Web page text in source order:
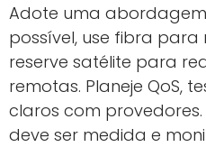
Adote uma
possível, use fibra para
reserve satélite para
remotas. Planeje QoS,
claros com
deve ser medida e